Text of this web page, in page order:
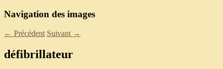
Navigation des images
← Précédent Suivant →
défibrillateur